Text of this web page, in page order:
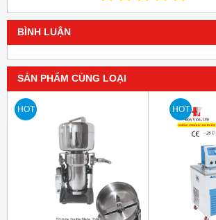
BÌNH LUẬN
SẢN PHẨM CÙNG LOẠI
HOT HOT